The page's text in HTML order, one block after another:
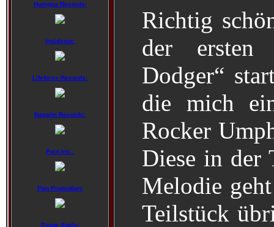
Humppa Records:
Insideout:
Lifeforce Records:
Napalm Records:
Pain Inc.:
Pan Promotion:
Pirate Smile:
Richtig
der ersten
Dodger“
die mich
Rocker
Diese in der
Melodie
Teilstück